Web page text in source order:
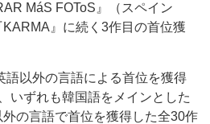
MáS FOToS』（スペイン
』に続く3作目の首位獲
以外の言語による首位を獲得
いずれも韓国語をメインとした
の言語で首位を獲得した全30作